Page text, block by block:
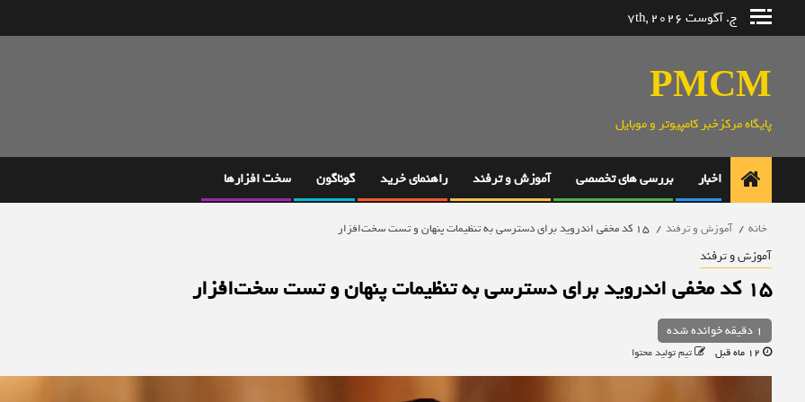
ج. آگوست 7th, 2026
PMCM
پایگاه مرکزخبر کامپیوتر و موبایل
اخبار بررسی های تخصصی آموزش و ترفند راهنمای خرید گوناگون سخت افزارها
خانه آموزش و ترفند ۱۵ کد مخفی اندروید برای دسترسی به تنظیمات پنهان و تست سخت‌افزار
آموزش و ترفند
۱۵ کد مخفی اندروید برای دسترسی به تنظیمات پنهان و تست سخت‌افزار
1 دقیقه خوانده شده
تیم تولید محتوا